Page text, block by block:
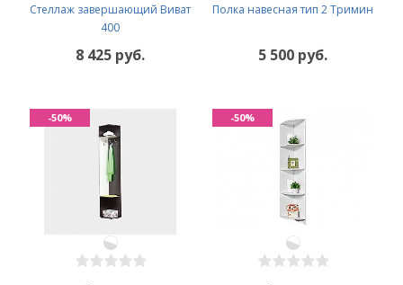
Стеллаж завершающий Виват
400
8 425 руб.
Полка навесная тип 2 Тримин
5 500 руб.
-50% -50%